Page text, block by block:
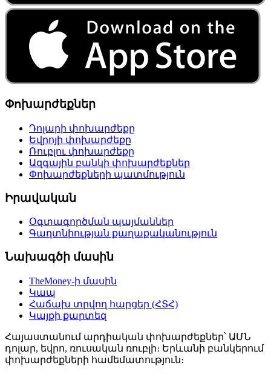
Փոխարժեքներ
Դոլարի փոխարժեքը
Եվրոյի փոխարժեքը
Ռուբլու փոխարժեքը
Ազգային բանկի փոխարժեքներ
Փոխարժեքների պատմություն
Իրավական
Օգտագործման պայմաններ
Գաղտնիության քաղաքականություն
Նախագծի մասին
TheMoney-ի մասին
Կապ
Հաճախ տրվող հարցեր (ՀՏՀ)
Կայքի քարտեզ
Հայաստանում արդիական փոխարժեքներ՝ ԱՄՆ
դոլար, եվրո, ռուսական ռուբլի։ Երևանի բանկերում
փոխարժեքների համեմատություն։